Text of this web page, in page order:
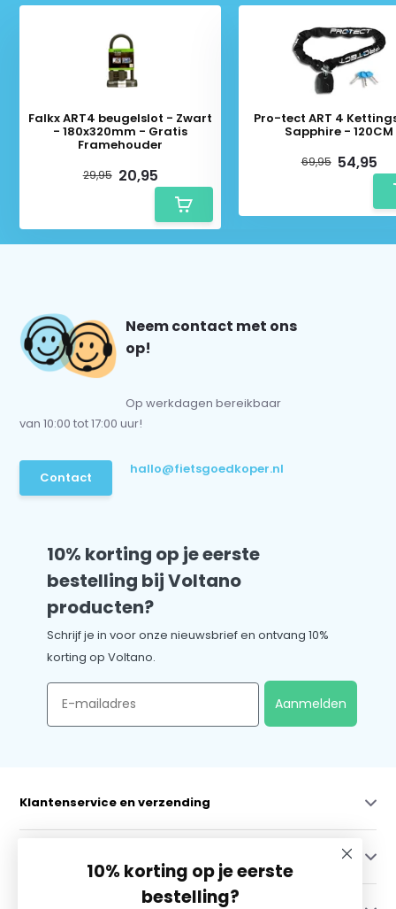
Falkx ART4 beugelslot - Zwart
- 180x320mm - Gratis
Framehouder
29,95 20,95
Pro-tect ART 4
Sapphire - 120CM
69,95 54,95
Neem contact met ons
op!
Op werkdagen bereikbaar
van 10:00 tot 17:00 uur!
Contact
hallo@fietsgoedkoper.nl
10% korting op je eerste
bestelling bij Voltano
producten?
Schrijf je in voor onze nieuwsbrief en ontvang 10%
korting op Voltano.
Email
Aanmelden
Klantenservice en verzending
10% korting op je eerste
bestelling?